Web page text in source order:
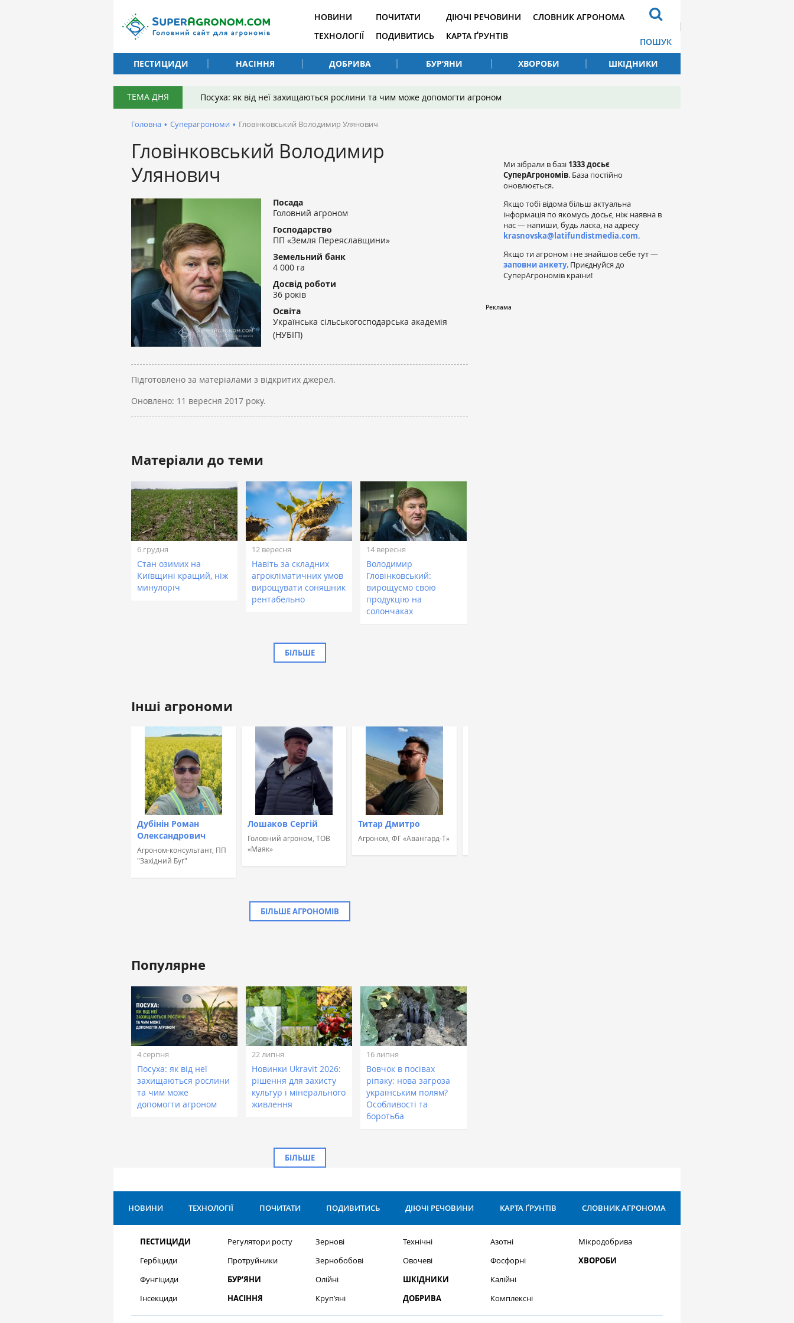
НОВИНИ
ТЕХНОЛОГІЇ
ПОЧИТАТИ
ПОДИВИТИСЬ
ДІЮЧІ РЕЧОВИНИ
КАРТА ҐРУНТІВ
СЛОВНИК АГРОНОМА
ПОШУК
ПЕСТИЦИДИ
НАСІННЯ ДОБРИВА БУР’ЯНИ ХВОРОБИ ШКІДНИКИ
ТЕМА ДНЯ Посуха: як від неї захищаються рослини та чим може допомогти агроном
Головна • Суперагрономи • Гловінковський Володимир Улянович
Гловінковський Володимир
Улянович
Посада
Головний агроном
Господарство
ПП «Земля Переяславщини»
Земельний банк
4 000 га
Досвід роботи
36 років
Освіта
Українська сільськогосподарська академія
(НУБІП)
Підготовлено за матеріалами з відкритих джерел.
Оновлено: 11 вересня 2017 року.
Матеріали до теми
6 грудня
Стан озимих на
Київщині кращий, ніж
минулоріч
12 вересня
Навіть за складних
агрокліматичних умов
вирощувати соняшник
рентабельно
14 вересня
Володимир
Гловінковський:
вирощуємо свою
продукцію на
солончаках
БІЛЬШЕ
Інші агрономи
Дубінін Роман
Олександрович
Агроном-консультант, ПП
"Західний Буг"
Лошаков Сергій
Головний агроном, ТОВ
«Маяк»
Титар Дмитро
Агроном, ФГ «Авангард-Т»
Жовтан Назар
Лінійний агроном, ТОВ
«ТАС Агро Захід» (ТАС
Агро)
БІЛЬШЕ АГРОНОМІВ
Популярне
4 серпня
Посуха: як від неї
захищаються рослини
та чим може
допомогти агроном
22 липня
Новинки Ukravit 2026:
рішення для захисту
культур і мінерального
живлення
16 липня
Вовчок в посівах
ріпаку: нова загроза
українським полям?
Особливості та
боротьба
БІЛЬШЕ
Ми зібрали в базі 1333 досьє
СуперАгрономів. База постійно
оновлюється.
Якщо тобі відома більш актуальна
інформація по якомусь досьє, ніж наявна в
нас — напиши, будь ласка, на адресу
krasnovska@latifundistmedia.com.
Якщо ти агроном і не знайшов себе тут —
заповни анкету. Приєднуйся до
СуперАгрономів країни!
НОВИНИ ТЕХНОЛОГІЇ ПОЧИТАТИ ПОДИВИТИСЬ ДІЮЧІ РЕЧОВИНИ КАРТА ҐРУНТІВ СЛОВНИК АГРОНОМА
ПЕСТИЦИДИ
Гербіциди
Фунгіциди
Інсекциди
Регулятори росту
Протруйники
БУР’ЯНИ
НАСІННЯ
Зернові
Зернобобові
Олійні
Круп’яні
Технічні
Овочеві
ШКІДНИКИ
ДОБРИВА
Азотні
Фосфорні
Калійні
Комплексні
Мікродобрива
ХВОРОБИ